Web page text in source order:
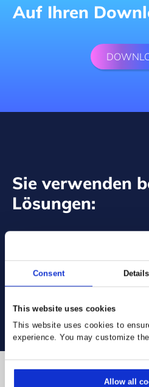
Consent Details
This website uses cookies
This website uses cookies to
experience. You may customize
Allow all
Auf Ihren
Sie verwenden
Lösungen:
Folgen